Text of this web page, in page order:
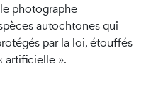
photographe
autochtones qui
par la loi, étouffés
artificielle ».